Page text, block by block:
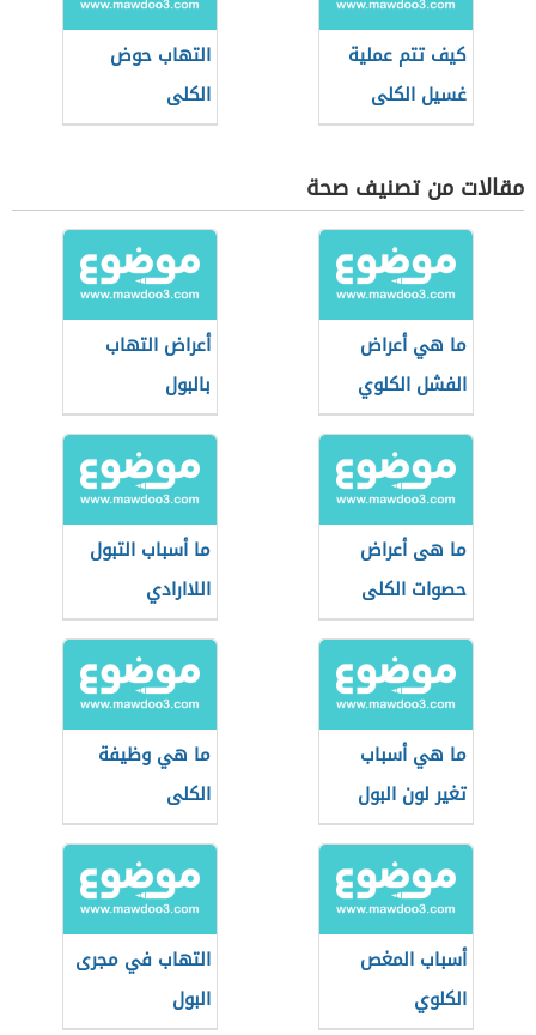
كيف تتم عملية
غسيل الكلى
التهاب حوض
الكلى
مقالات من تصنيف صحة
ما هي أعراض
الفشل الكلوي
أعراض التهاب
بالبول
ما هى أعراض
حصوات الكلى
ما أسباب التبول
اللاارادي
ما هي أسباب
تغير لون البول
ما هي وظيفة
الكلى
أسباب المغص
الكلوي
التهاب في مجرى
البول